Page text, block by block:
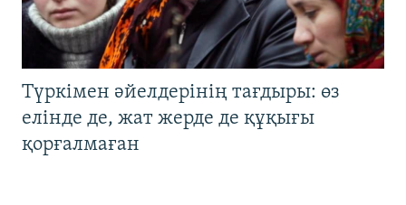
Түркімен әйелдерінің тағдыры: өз
елінде де, жат жерде де құқығы
қорғалмаған